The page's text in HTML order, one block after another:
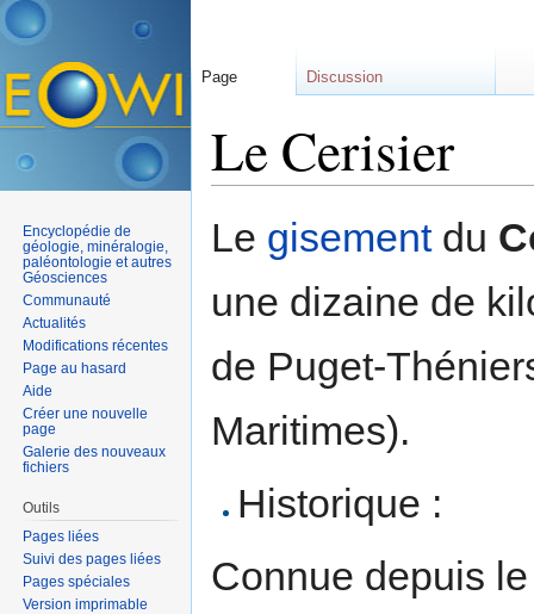
Le Cerisier
Le gisementdu
une dizaine de
de Puget-
Maritimes).
Historique :
Connue depuis
Page Discussion
Encyclopédie de
géologie, minéralogie,
paléontologie et autres
Géosciences
Communauté
Actualités
Modifications récentes
Page au hasard
Aide
Créer une nouvelle
page
Galerie des nouveaux
fichiers
Outils
Pages liées
Suivi des pages liées
Pages spéciales
Version imprimable